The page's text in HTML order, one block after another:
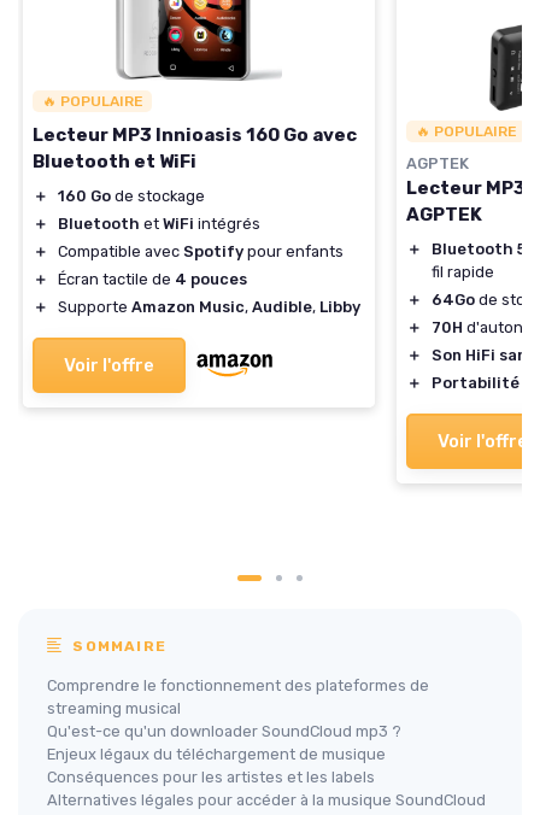
🔥 POPULAIRE
Lecteur MP3 Innioasis 160 Go avec
Bluetooth et WiFi
＋ 160 Go de stockage
＋
Bluetooth et WiFi intégrés
＋
Compatible avec Spotify pour enfants
＋
Écran tactile de 4 pouces
＋
Supporte Amazon Music, Audible, Libby
Voir l'offre
🔥 POPULAIRE
AGPTEK
Lecteur MP3
AGPTEK
＋
Bluetooth 5.3
fil rapide
＋
64Go de
＋
70H
＋
Son HiFi
＋
Portabilité
Voir l'offre
SOMMAIRE
Comprendre le fonctionnement des plateformes de
streaming musical
Qu'est-ce qu'un downloader SoundCloud mp3 ?
Enjeux légaux du téléchargement de musique
Conséquences pour les artistes et les labels
Alternatives légales pour accéder à la musique SoundCloud